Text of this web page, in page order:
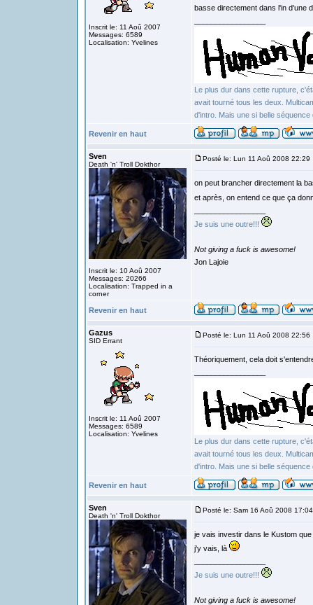
Inscrit le: 11 Aoû 2007
Messages: 6589
Localisation: Yvelines
basse directement dans l'in d'une
Le plus dur dans cette rupture,
avait tourné tous les deux.
d'intro. Mais une si belle
Revenir en haut
Sven
Death 'n' Troll Dokthor
Inscrit le: 10 Aoû 2007
Messages: 20266
Localisation: Trapped in a
corner
Posté le: Lun 11 Aoû 2008 22:29
on peut brancher directement la
et après, on entend ce que ça
Je suis une outre!!!
Not giving a fuck is awesome!
Jon Lajoie
Revenir en haut
Gazus
SID Errant
Inscrit le: 11 Aoû 2007
Messages: 6589
Localisation: Yvelines
Posté le: Lun 11 Aoû 2008 22:56
Théoriquement, cela doit
Le plus dur dans cette rupture,
avait tourné tous les deux.
d'intro. Mais une si belle
Revenir en haut
Sven
Death 'n' Troll Dokthor
Posté le: Sam 16 Aoû 2008 17:04
je vais investir dans le Kustom
j'y vais, là
Je suis une outre!!!
Not giving a fuck is awesome!